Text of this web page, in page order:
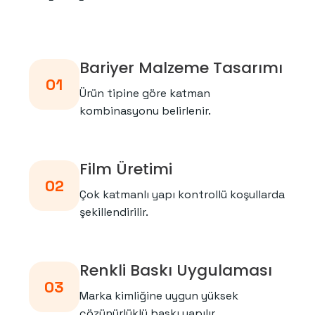
01
Bariyer Malzeme Tasarımı
Ürün tipine göre katman
kombinasyonu belirlenir.
02
Film Üretimi
Çok katmanlı yapı kontrollü koşullarda
şekillendirilir.
03
Renkli Baskı Uygulaması
Marka kimliğine uygun yüksek